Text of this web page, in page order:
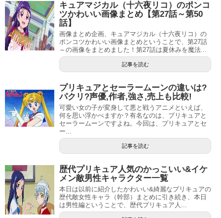
引用元：セントラルジャパン
瀬戸琴楓ちゃんの本名は、岩田琴楓（いわたことか）で
す。
2011年に、小学生向けファッション雑誌「ニコ☆プチ
東海テレビのこどもキャスターとしても、本名の岩田琴楓
で出演している様子が確認できます。
キュアマジカル（十六夜リコ）のポンコ
ツかわいい画像まとめ【第27話～第50
話】
画像まとめ企画、キュアマジカル（十六夜リコ）の
ポンコツかわいい画像まとめということで、第27話
～の画像をまとめました！第27話は夏休みを魔法...
記事を読む
プリキュアとセーラームーンの違いは?
パクリ?声優,作者,強さ,売上も比較!
可愛い女の子が変身して悪と戦うアニメといえば、
何を思い浮かべますか？有名なのは、プリキュアと
セーラームーンですよね。今回は、プリキュアとセ
ー...
記事を読む
歴代プリキュア人気のかっこいい&イケ
メン敵男性キャラクター一覧
本日は以前に紹介したかわいい&綺麗なプリキュアの
歴代敵女性キャラ（幹部）まとめに引き続き、本日
は男性編ということで、歴代プリキュア人...